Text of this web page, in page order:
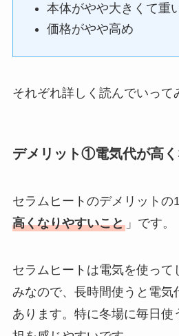
本体がやや大きくて重
価格がやや高め
それぞれ詳しく読んでいって
デメリット①電気代が高
セラムヒートのデメリットの
高くなりやすいこと」です。
セラムヒートは電気を使って
みなので、長時間使うと電気
あります。特に冬場に毎日使